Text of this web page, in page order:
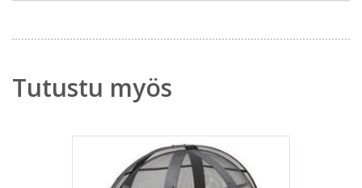
Tutustu myös